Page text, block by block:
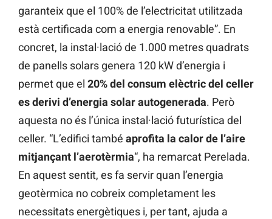
garanteix que el 100% de l’electricitat utilitzada
està certificada com a energia renovable”. En
concret, la instal·lació de 1.000 metres quadrats
de panells solars genera 120 kW d’energia i
permet que el 20% del consum elèctric del celler
es derivi d’energia solar autogenerada. Però
aquesta no és l’única instal·lació futurística del
celler. “L’edifici també aprofita la calor de l’aire
mitjançant l’aerotèrmia“, ha remarcat Perelada.
En aquest sentit, es fa servir quan l’energia
geotèrmica no cobreix completament les
necessitats energètiques i, per tant, ajuda a